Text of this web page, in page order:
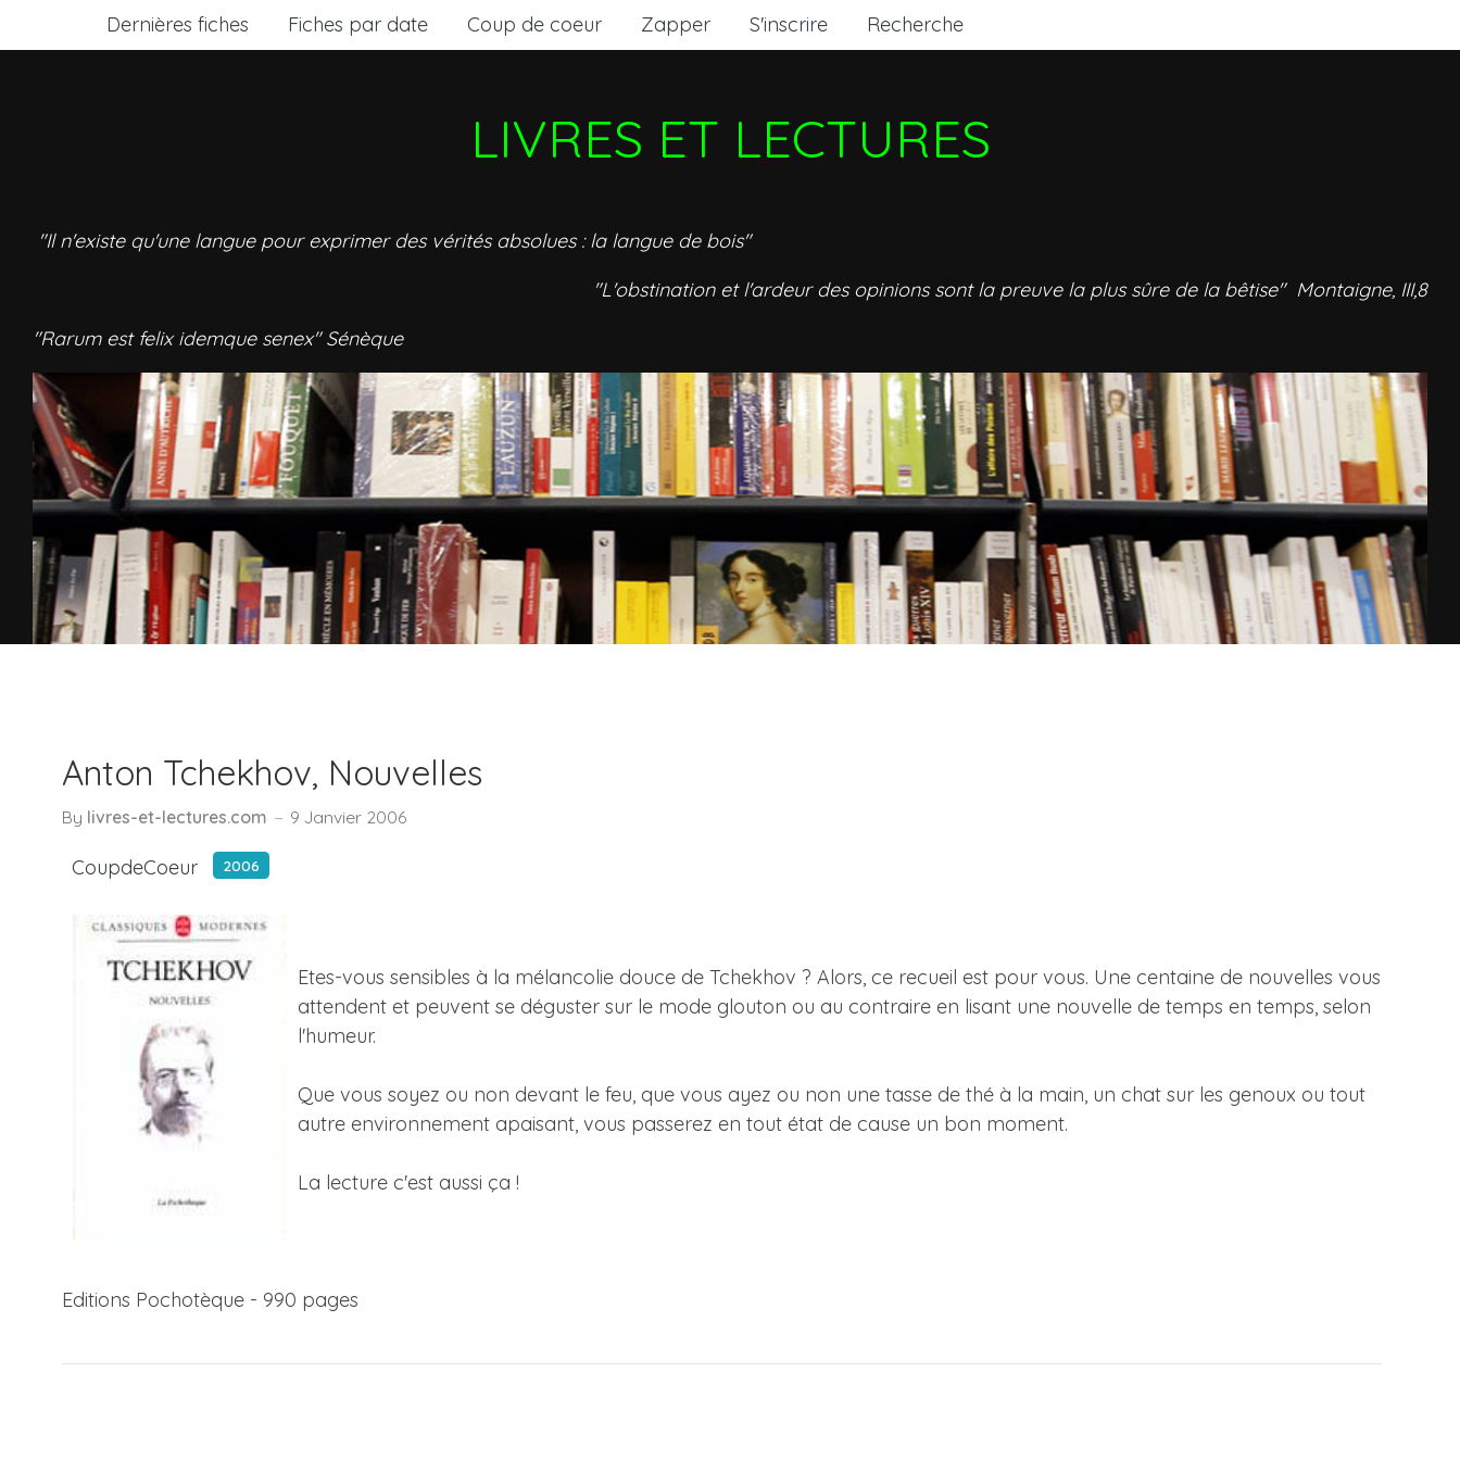
Dernières fiches Fiches par date Coup de coeur Zapper S'inscrire Recherche
LIVRES ET LECTURES
"Il n'existe qu'une langue pour exprimer des vérités absolues : la langue de bois"
"L'obstination et l'ardeur des opinions sont la preuve la plus sûre de la bêtise" Montaigne, III,8
"Rarum est felix idemque senex" Sénèque
Anton Tchekhov, Nouvelles
By livres-et-lectures.com 9 Janvier 2006
CoupdeCoeur 2006
Etes-vous sensibles à la mélancolie douce de Tchekhov ? Alors, ce recueil est pour vous. Une centaine de nouvelles vous
attendent et peuvent se déguster sur le mode glouton ou au contraire en lisant une nouvelle de temps en temps, selon
l'humeur.
Que vous soyez ou non devant le feu, que vous ayez ou non une tasse de thé à la main, un chat sur les genoux ou tout
autre environnement apaisant, vous passerez en tout état de cause un bon moment.
La lecture c'est aussi ça !
Editions Pochotèque - 990 pages